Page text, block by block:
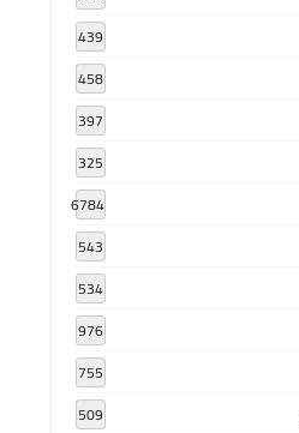
439
458
397
325
6784
543
534
976
755
509